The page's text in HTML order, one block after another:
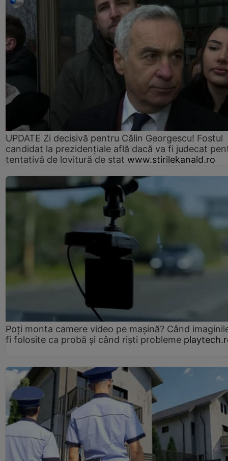
UPDATE Zi decisivă pentru Călin Georgescu! Fostul
candidat la prezidențiale află dacă va fi judecat
tentativă de lovitură de stat www.stirilekanald.ro
Poți monta camere video pe mașină? Când
fi folosite ca probă și când riști probleme